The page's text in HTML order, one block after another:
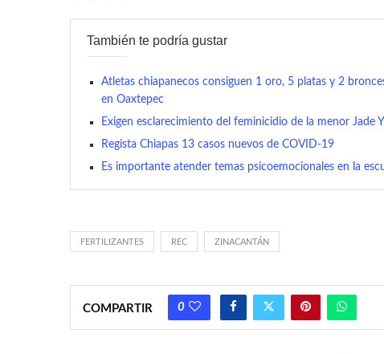
También te podría gustar
Atletas chiapanecos consiguen 1 oro, 5 platas y 2
en Oaxtepec
Exigen esclarecimiento del feminicidio de la menor Jade
Regista Chiapas 13 casos nuevos de COVID-19
Es importante atender temas psicoemocionales en la
FERTILIZANTES REC ZINACANTÁN
COMPARTIR 0